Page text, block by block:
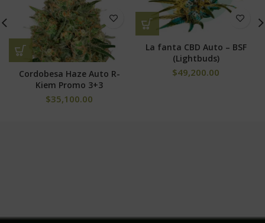
Cordobesa Haze Auto R-
Kiem Promo 3+3
$35,100.00
La fanta CBD Auto – BSF
(Lightbuds)
$49,200.00